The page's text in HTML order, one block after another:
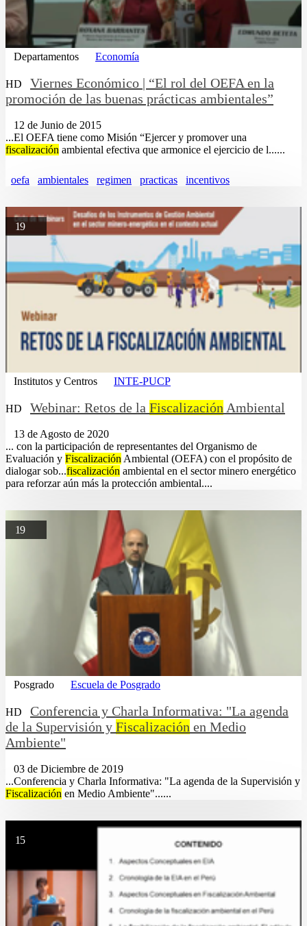
Departamentos Economía
HD
Viernes Económico | “El rol del OEFA en la
promoción de las buenas prácticas ambientales”
12 de Junio de 2015
...El OEFA tiene como Misión “Ejercer y promover una
fiscalización ambiental efectiva que armonice el ejercicio de l......
oefa ambientales regimen practicas incentivos
19
Institutos y Centros INTE-PUCP
HD Webinar: Retos de la Fiscalización Ambiental
13 de Agosto de 2020
... con la participación de representantes del Organismo de
Evaluación y Fiscalización Ambiental (OEFA) con el propósito de
dialogar sob...fiscalización ambiental en el sector minero energético
para reforzar aún más la protección ambiental....
19
Posgrado Escuela de Posgrado
HD
Conferencia y Charla Informativa: "La agenda
de la Supervisión y Fiscalización en Medio
Ambiente"
03 de Diciembre de 2019
...Conferencia y Charla Informativa: "La agenda de la Supervisión y
Fiscalización en Medio Ambiente"......
15